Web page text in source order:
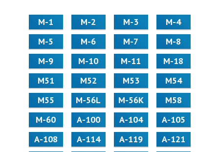
М-1 М-2 М-3
М-4
М-5
М-6 М-7
М-8
М-9
М-10 М-11
М-18
М51
М52 М53
М54
М55
M-56L M-56K
М58
M-60
А-100 А-104
А-105
А-108
А-114 А-119
А-121